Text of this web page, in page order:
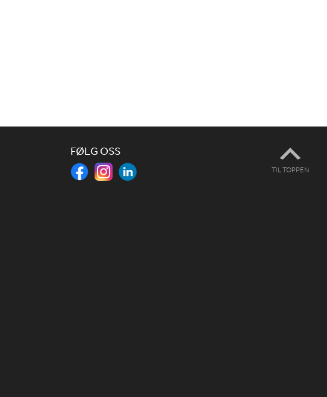
FØLG OSS
TIL TOPPEN